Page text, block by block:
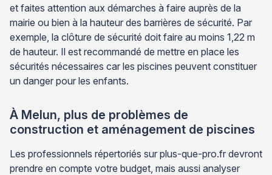
et faites attention aux démarches à faire auprès de la
mairie ou bien à la hauteur des barrières de sécurité. Par
exemple, la clôture de sécurité doit faire au moins 1,22 m
de hauteur. Il est recommandé de mettre en place les
sécurités nécessaires car les piscines peuvent constituer
un danger pour les enfants.
À Melun, plus de problèmes de
construction et aménagement de piscines
Les professionnels répertoriés sur plus-que-pro.fr devront
prendre en compte votre budget, mais aussi analyser